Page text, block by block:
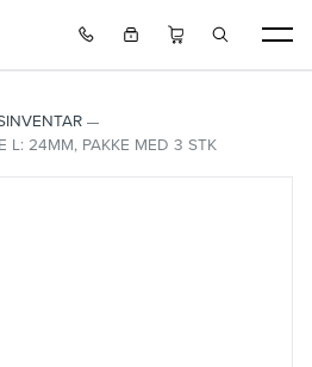
L: 24MM, PAKKE MED 3 STK